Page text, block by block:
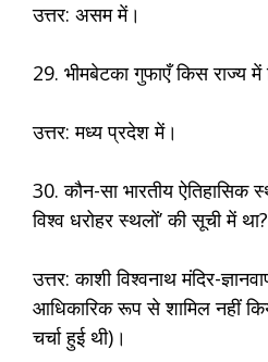
उत्तर: असम में।
29. भीमबेटका गुफाएँ किस राज्य में
उत्तर: मध्य प्रदेश में।
30. कौन-सा भारतीय
विश्व धरोहर स्थलों’ की सूची में था?
उत्तर: काशी विश्वनाथ मंदिर-
आधिकारिक रूप से शामिल नहीं
चर्चा हुई थी)।